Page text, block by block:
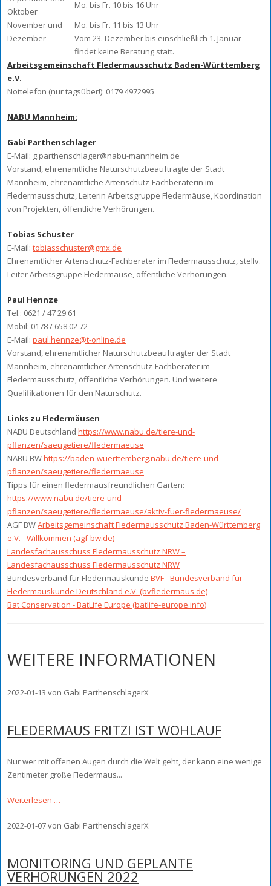
Oktober
Mo. bis Fr. 10 bis 16 Uhr
November und
Dezember
Mo. bis Fr. 11 bis 13 Uhr
Vom 23. Dezember bis einschließlich 1. Januar
findet keine Beratung statt.
Arbeitsgemeinschaft Fledermausschutz Baden-Württemberg
e.V.
Nottelefon (nur tagsüber!): 0179 4972995
NABU Mannheim:
Gabi Parthenschlager
E-Mail: g.parthenschlager@nabu-mannheim.de
Vorstand, ehrenamtliche Naturschutzbeauftragte der Stadt
Mannheim, ehrenamtliche Artenschutz-Fachberaterin im
Fledermausschutz, Leiterin Arbeitsgruppe Fledermäuse, Koordination
von Projekten, öffentliche Verhörungen.
Tobias Schuster
E-Mail: tobiasschuster@gmx.de
Ehrenamtlicher Artenschutz-Fachberater im Fledermausschutz, stellv.
Leiter Arbeitsgruppe Fledermäuse, öffentliche Verhörungen.
Paul Hennze
Tel.: 0621 / 47 29 61
Mobil: 0178 / 658 02 72
E-Mail: paul.hennze@t-online.de
Vorstand, ehrenamtlicher Naturschutzbeauftragter der Stadt
Mannheim, ehrenamtlicher Artenschutz-Fachberater im
Fledermausschutz, öffentliche Verhörungen. Und weitere
Qualifikationen für den Naturschutz.
Links zu Fledermäusen
NABU Deutschland https://www.nabu.de/tiere-und-
pflanzen/saeugetiere/fledermaeuse
NABU BWhttps://baden-wuerttemberg.nabu.de/tiere-und-
pflanzen/saeugetiere/fledermaeuse
Tipps für einen fledermausfreundlichen Garten:
https://www.nabu.de/tiere-und-
pflanzen/saeugetiere/fledermaeuse/aktiv-fuer-fledermaeuse/
AGF BWArbeitsgemeinschaft Fledermausschutz Baden-Württemberg
e.V. - Willkommen (agf-bw.de)
Landesfachausschuss Fledermausschutz NRW –
Landesfachausschuss Fledermausschutz NRW
Bundesverband für Fledermauskunde BVF - Bundesverband für
Fledermauskunde Deutschland e.V. (bvfledermaus.de)
Bat Conservation - BatLife Europe (batlife-europe.info)
WEITERE INFORMATIONEN
2022-01-13 von Gabi ParthenschlagerX
FLEDERMAUS FRITZI IST WOHLAUF
Nur wer mit offenen Augen durch die Welt geht, der kann eine wenige
Zentimeter große Fledermaus...
Weiterlesen …
2022-01-07von Gabi ParthenschlagerX
MONITORING UND GEPLANTE
VERHÖRUNGEN 2022